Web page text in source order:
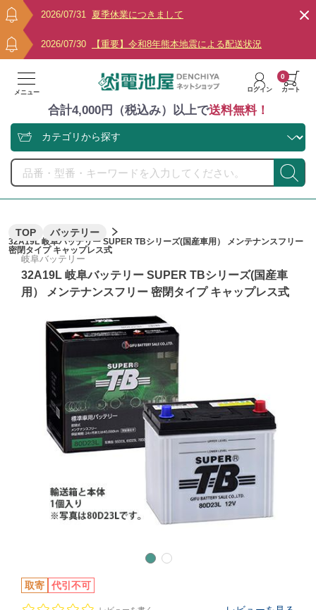
2026/07/31 夏季休業につきまして
2026/07/30 【重要】令和8年熊本地震による配送状況
メニュー ログイン カート
0
合計4,000円（税込み）以上で送料無料！
TOP バッテリー
32A19L 岐阜バッテリー SUPER TBシリーズ(国産車用） メンテナンスフリー
密閉タイプ キャップレス式
岐阜バッテリー
32A19L 岐阜バッテリー SUPER TBシリーズ(国産車
用） メンテナンスフリー 密閉タイプ キャップレス式
取寄 代引不可